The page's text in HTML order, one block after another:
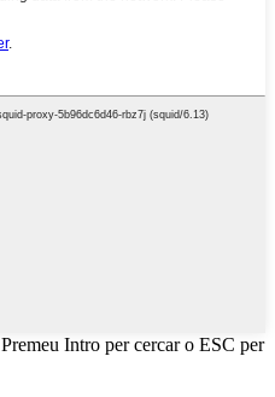
Premeu Intro per cercar o ESC per